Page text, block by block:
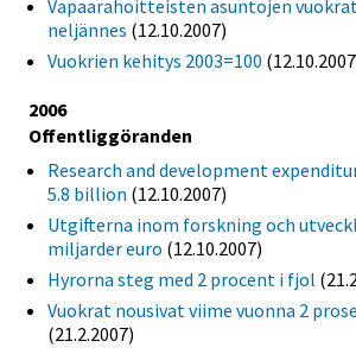
Vapaarahoitteisten asuntojen
neljännes (12.10.2007)
Vuokrien kehitys 2003=100
2006
Offentliggöranden
Research and development
5.8 billion (12.10.2007)
Utgifterna inom forskning och
miljarder euro (12.10.2007)
Hyrorna steg med 2 procent i fjol
Vuokrat nousivat viime vuonna 2
(21.2.2007)